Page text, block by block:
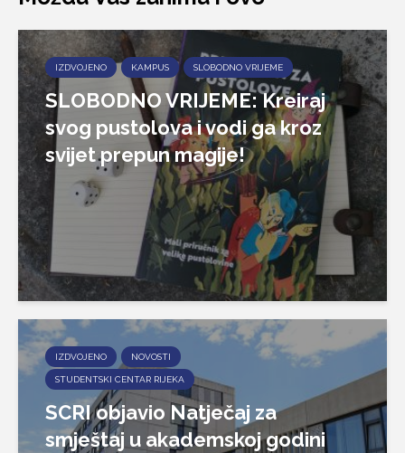
IZDVOJENO KAMPUS SLOBODNO VRIJEME
SLOBODNO VRIJEME: Kreiraj
svog pustolova i vodi ga kroz
svijet prepun magije!
IZDVOJENO NOVOSTI
STUDENTSKI CENTAR RIJEKA
SCRI objavio Natječaj za
smještaj u akademskoj godini